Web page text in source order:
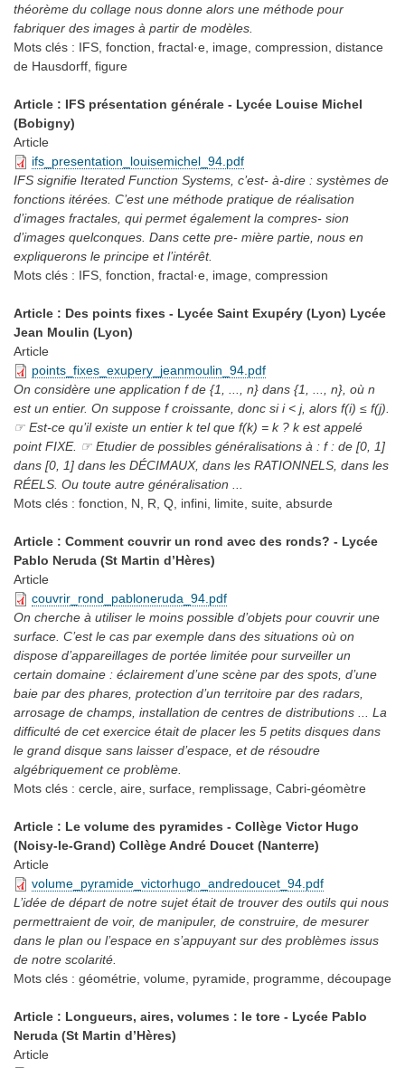
théorème du collage nous donne alors une méthode pour
fabriquer des images à partir de modèles.
Mots clés : IFS, fonction, fractal·e, image, compression, distance
de Hausdorff, figure
Article : IFS présentation générale - Lycée Louise Michel
(Bobigny)
Article
ifs_presentation_louisemichel_94.pdf
IFS signifie Iterated Function Systems, c’est- à-dire : systèmes de
fonctions itérées. C’est une méthode pratique de réalisation
d’images fractales, qui permet également la compres- sion
d’images quelconques. Dans cette pre- mière partie, nous en
expliquerons le principe et l’intérêt.
Mots clés : IFS, fonction, fractal·e, image, compression
Article : Des points fixes - Lycée Saint Exupéry (Lyon) Lycée
Jean Moulin (Lyon)
Article
points_fixes_exupery_jeanmoulin_94.pdf
On considère une application f de {1, ..., n} dans {1, ..., n}, où n
est un entier. On suppose f croissante, donc si i < j, alors f(i) ≤ f(j).
☞ Est-ce qu’il existe un entier k tel que f(k) = k ? k est appelé
point FIXE. ☞ Etudier de possibles généralisations à : f : de [0, 1]
dans [0, 1] dans les DÉCIMAUX, dans les RATIONNELS, dans les
RÉELS. Ou toute autre généralisation ...
Mots clés : fonction, N, R, Q, infini, limite, suite, absurde
Article : Comment couvrir un rond avec des ronds? - Lycée
Pablo Neruda (St Martin d’Hères)
Article
couvrir_rond_pabloneruda_94.pdf
On cherche à utiliser le moins possible d’objets pour couvrir une
surface. C’est le cas par exemple dans des situations où on
dispose d’appareillages de portée limitée pour surveiller un
certain domaine : éclairement d’une scène par des spots, d’une
baie par des phares, protection d’un territoire par des radars,
arrosage de champs, installation de centres de distributions ... La
difficulté de cet exercice était de placer les 5 petits disques dans
le grand disque sans laisser d’espace, et de résoudre
algébriquement ce problème.
Mots clés : cercle, aire, surface, remplissage, Cabri-géomètre
Article : Le volume des pyramides - Collège Victor Hugo
(Noisy-le-Grand) Collège André Doucet (Nanterre)
Article
volume_pyramide_victorhugo_andredoucet_94.pdf
L’idée de départ de notre sujet était de trouver des outils qui nous
permettraient de voir, de manipuler, de construire, de mesurer
dans le plan ou l’espace en s’appuyant sur des problèmes issus
de notre scolarité.
Mots clés : géométrie, volume, pyramide, programme, découpage
Article : Longueurs, aires, volumes : le tore - Lycée Pablo
Neruda (St Martin d’Hères)
Article